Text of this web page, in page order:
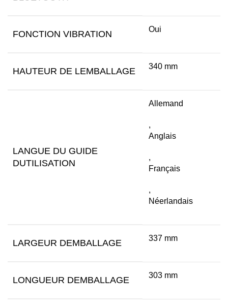
FONCTION VIBRATION Oui
HAUTEUR DE LEMBALLAGE 340 mm
LANGUE DU GUIDE
DUTILISATION
Allemand
,
Anglais
,
Français
,
Néerlandais
LARGEUR DEMBALLAGE 337 mm
LONGUEUR DEMBALLAGE 303 mm